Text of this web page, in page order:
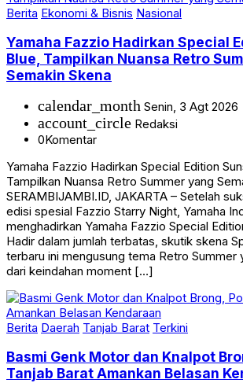
Berita Ekonomi & Bisnis Nasional
Yamaha Fazzio Hadirkan Special
Blue, Tampilkan Nuansa Retro
Semakin Skena
calendar_month Senin, 3 Agt 2026
account_circle Redaksi
0Komentar
Yamaha Fazzio Hadirkan Special Edition
Tampilkan Nuansa Retro Summer yang
SERAMBIJAMBI.ID, JAKARTA – Setelah
edisi spesial Fazzio Starry Night, Yamaha
menghadirkan Yamaha Fazzio Special
Hadir dalam jumlah terbatas, skutik skena
terbaru ini mengusung tema Retro Summer
dari keindahan moment […]
Berita Daerah Tanjab Barat Terkini
Basmi Genk Motor dan Knalpot
Tanjab Barat Amankan Belasan